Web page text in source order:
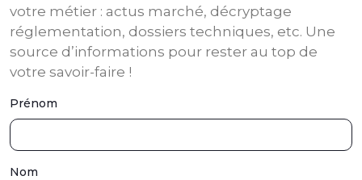
votre métier : actus marché, décryptage
réglementation, dossiers techniques, etc. Une
source d’informations pour rester au top de
votre savoir-faire !
Prénom
Nom